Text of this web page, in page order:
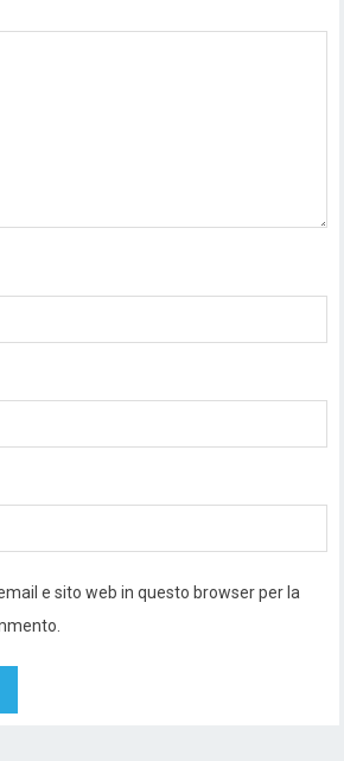
e sito web in questo browser per la